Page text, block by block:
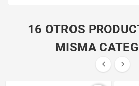
16 OTROS
MISMA
 